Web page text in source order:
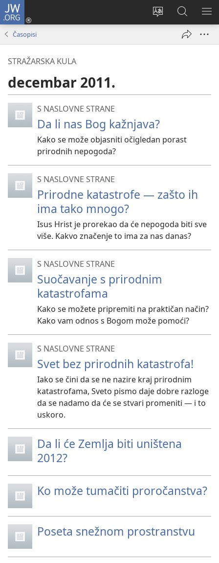
JW.ORG
Promeni
Prijava
(otvara
Pretraga
sajta
JW.ORG
Časopisi
STRAŽARSKA KULA
decembar 2011.
S NASLOVNE STRANE
Da li nas Bog kažnjava?
Kako se može objasniti očigledan porast
prirodnih nepogoda?
S NASLOVNE STRANE
Prirodne katastrofe — zašto ih
ima tako mnogo?
Isus Hrist je prorekao da će nepogoda biti sve
više. Kakvo značenje to ima za nas danas?
S NASLOVNE STRANE
Suočavanje s prirodnim
katastrofama
Kako se možete pripremiti na praktičan način?
Kako vam odnos s Bogom može pomoći?
S NASLOVNE STRANE
Svet bez prirodnih katastrofa!
Iako se čini da se ne nazire kraj prirodnim
katastrofama, Sveto pismo daje dobre razloge
da se nadamo da će se stvari promeniti — i to
uskoro.
Da li će Zemlja biti uništena
2012?
Ko može tumačiti proročanstva?
Poseta snežnom prostranstvu